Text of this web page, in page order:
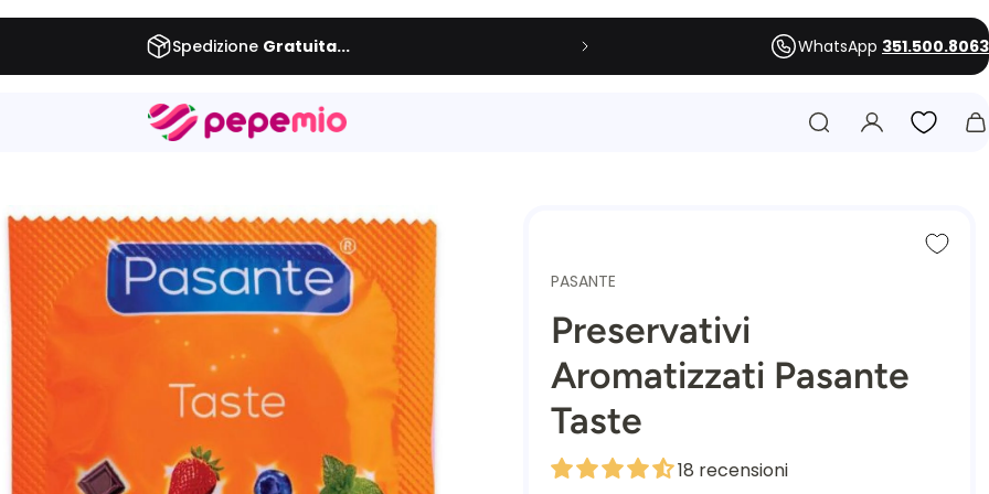
Spedizione Gratuita... ordini superiori a€
WhatsApp 351.500.8063
PASANTE
Preservativi
Aromatizzati Pasante
Taste
18 recensioni